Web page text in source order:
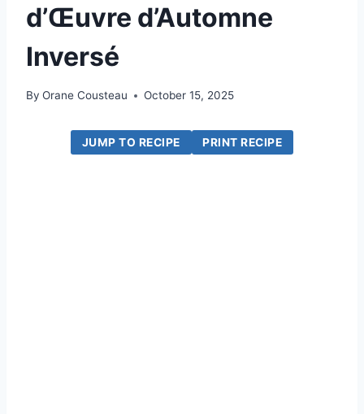
d’Œuvre d’Automne
Inversé
By Orane Cousteau October 15, 2025
JUMP TO RECIPE PRINT RECIPE